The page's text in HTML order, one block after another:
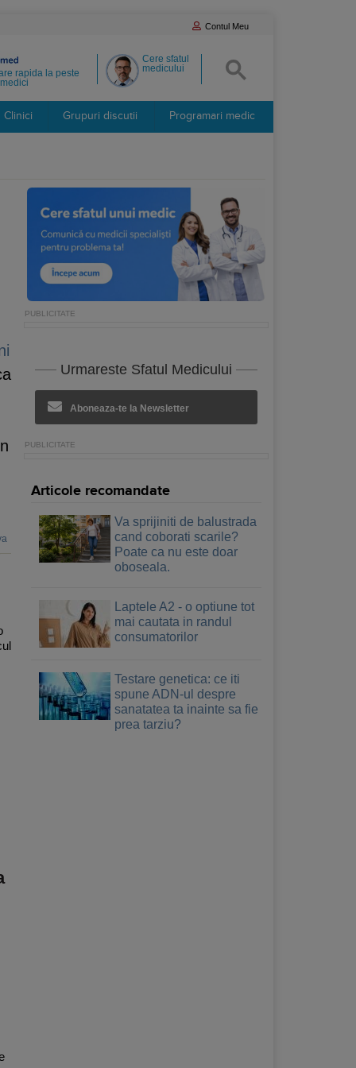
Contul Meu
Cere sfatul
medicului
rapida la peste
Clinici Grupuri discutii Programari medic
Urmareste Sfatul Medicului
Aboneaza-te la Newsletter
Articole recomandate
Va sprijiniti de balustrada
cand coborati scarile?
Poate ca nu este doar
oboseala.
Laptele A2 - o optiune tot
mai cautata in randul
consumatorilor
Testare genetica: ce iti
spune ADN-ul despre
sanatatea ta inainte sa fie
prea tarziu?